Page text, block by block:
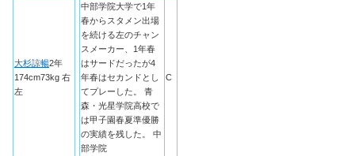
大杉諒暢2年
174cm73kg 右
左
中部学院大学で1年
春からスタメン出場
を続ける左のチャン
スメーカー、1年春
はサードだったが4
年春はセカンドとし
てプレーした。 青
森・光星学院高校で
は甲子園春夏準優勝
の実績を残した。 中
部学院
C